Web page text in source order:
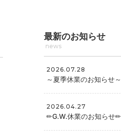
最新のお知らせ
news
2026.07.28
～夏季休業のお知らせ～
2026.04.27
✏G.W.休業のお知らせ✏